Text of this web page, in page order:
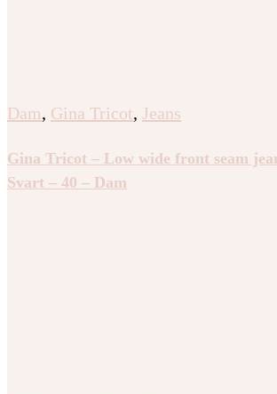
Dam, Gina Tricot, Jeans
Gina Tricot – Low wide front seam
Svart – 40 – Dam